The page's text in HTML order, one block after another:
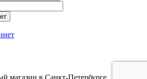
магазин в Санкт-Петербурге